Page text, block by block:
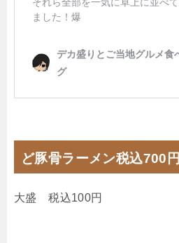
ど豚骨ラーメン税込700円
大盛 税込100円